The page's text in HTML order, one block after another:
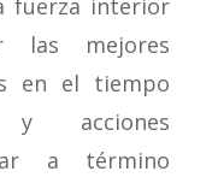
fuerza interior
las mejores
en el tiempo
y acciones
a término